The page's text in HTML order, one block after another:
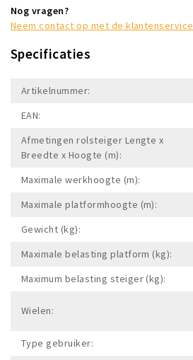
Nog vragen?
Neem contact op met de klantenservice
Specificaties
Artikelnummer:
EAN:
Afmetingen rolsteiger Lengte x
Breedte x Hoogte (m):
Maximale werkhoogte (m):
Maximale platformhoogte (m):
Gewicht (kg):
Maximale belasting platform (kg):
Maximum belasting steiger (kg):
Wielen:
Type gebruiker: